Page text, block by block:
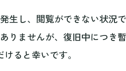
生し、閲覧ができない状況で
りませんが、復旧中につき
ると幸いです。